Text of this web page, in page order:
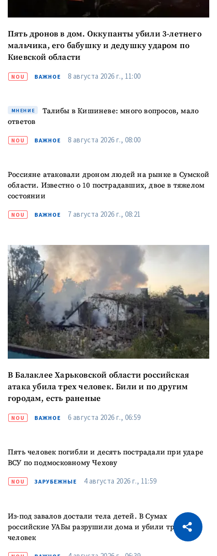
Скопировать ссылку
Пять дронов в дом. Оккупанты убили 3-летнего
мальчика, его бабушку и дедушку ударом по
Киевской области
NOU ВАЖНОЕ 8 августа 2026 г., 11:00
МНЕНИЕ
Талибы в Кишиневе: много вопросов, мало
ответов
NOU ВАЖНОЕ 8 августа 2026 г., 08:00
Россияне атаковали дроном людей на рынке в Сумской
области. Известно о 10 пострадавших, двое в тяжелом
состоянии
NOU ВАЖНОЕ 7 августа 2026 г., 08:21
В Балаклее Харьковской области российская
атака убила трех человек. Били и по другим
городам, есть раненые
NOU ВАЖНОЕ 6 августа 2026 г., 06:59
Пять человек погибли и десять пострадали при ударе
ВСУ по подмосковному Чехову
NOU ЗАРУБЕЖНЫЕ 4 августа 2026 г., 11:59
Из-под завалов достали тела детей. В Сумах
российские УАБы разрушили дома и убили трех
человек
Citește articolul